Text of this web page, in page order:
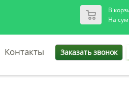
В
На
Контакты Заказать звонок